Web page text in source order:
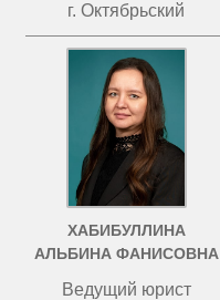
г. Октябрьский
ХАБИБУЛЛИНА
АЛЬБИНА ФАНИСОВНА
Ведущий юрист